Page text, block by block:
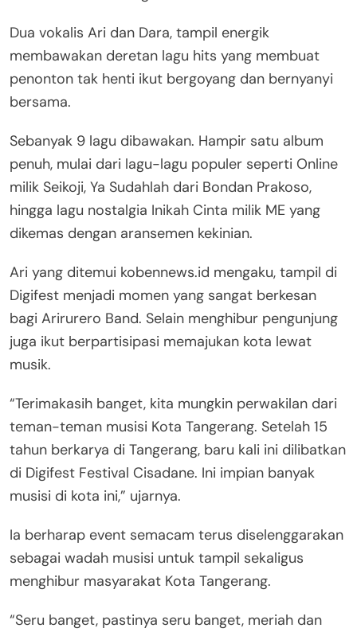
Dua vokalis Ari dan Dara, tampil energik
membawakan deretan lagu hits yang membuat
penonton tak henti ikut bergoyang dan bernyanyi
bersama.
Sebanyak 9 lagu dibawakan. Hampir satu album
penuh, mulai dari lagu-lagu populer seperti Online
milik Seikoji, Ya Sudahlah dari Bondan Prakoso,
hingga lagu nostalgia Inikah Cinta milik ME yang
dikemas dengan aransemen kekinian.
Ari yang ditemui kobennews.id mengaku, tampil di
Digifest menjadi momen yang sangat berkesan
bagi Arirurero Band. Selain menghibur pengunjung
juga ikut berpartisipasi memajukan kota lewat
musik.
“Terimakasih banget, kita mungkin perwakilan dari
teman-teman musisi Kota Tangerang. Setelah 15
tahun berkarya di Tangerang, baru kali ini dilibatkan
di Digifest Festival Cisadane. Ini impian banyak
musisi di kota ini,” ujarnya.
Ia berharap event semacam terus diselenggarakan
sebagai wadah musisi untuk tampil sekaligus
menghibur masyarakat Kota Tangerang.
“Seru banget, pastinya seru banget, meriah dan